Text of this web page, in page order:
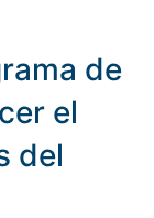
de
el
del